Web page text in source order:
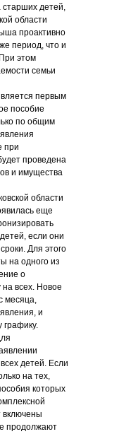
старших детей,
области
проактивно
период, что и
этом
семьи
первым
пособие
по общим
при
проведена
и имущества
области
еще
если они
Для этого
на одного из
о
всех. Новое
месяца,
и
графику.
детей. Если
на тех,
которых
включены
продолжают